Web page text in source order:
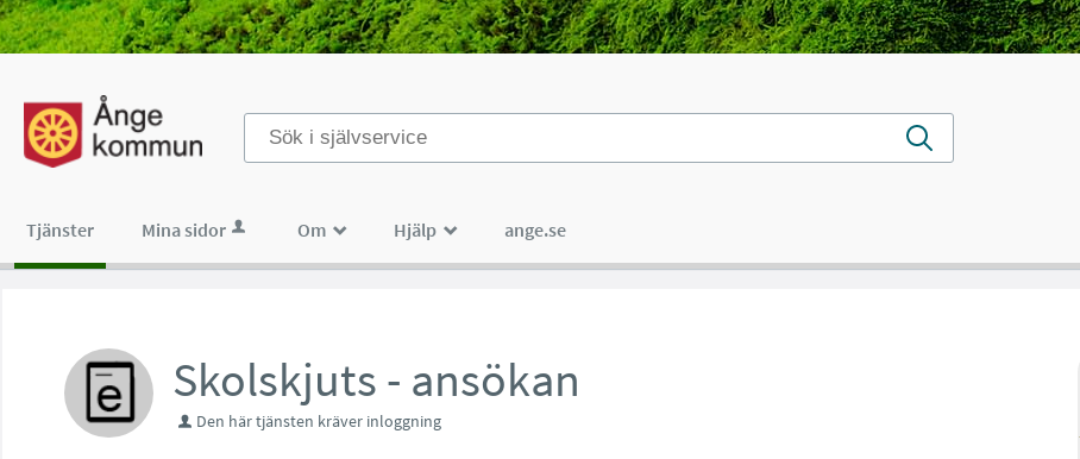
Välkommen
till
tjänster
kommun
Tjänster Mina sidor Om _ Hjälp _ ange.se
Skolskjuts - ansökan
Den här tjänsten kräver inloggning